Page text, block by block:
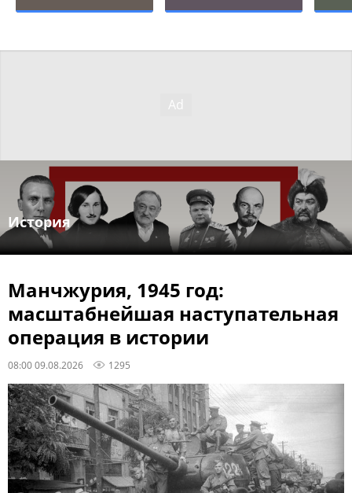
История
Манчжурия, 1945 год:
масштабнейшая наступательная
операция в истории
08:00 09.08.2026 1295